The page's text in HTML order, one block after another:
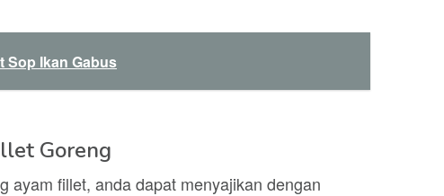
Sop Ikan Gabus
Goreng
ayam fillet, anda dapat menyajikan dengan